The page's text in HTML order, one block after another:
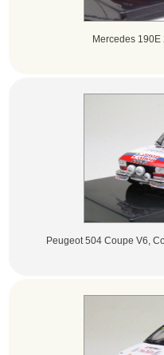
Mercedes
Peugeot 504 Coupe V6,